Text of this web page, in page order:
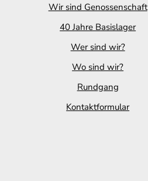
Wir sind Genossenschaft
40 Jahre Basislager
Wer sind wir?
Wo sind wir?
Rundgang
Kontaktformular